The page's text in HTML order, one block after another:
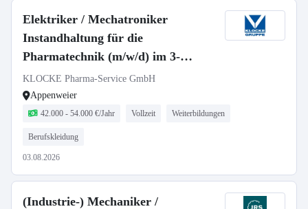
Elektriker / Mechatroniker
Instandhaltung für die
Pharmatechnik (m/w/d) im 3-
Schicht-Betrieb
KLOCKE Pharma-Service GmbH
Appenweier
42.000 - 54.000 €/Jahr Vollzeit Weiterbildungen
Berufskleidung
03.08.2026
(Industrie-) Mechaniker /